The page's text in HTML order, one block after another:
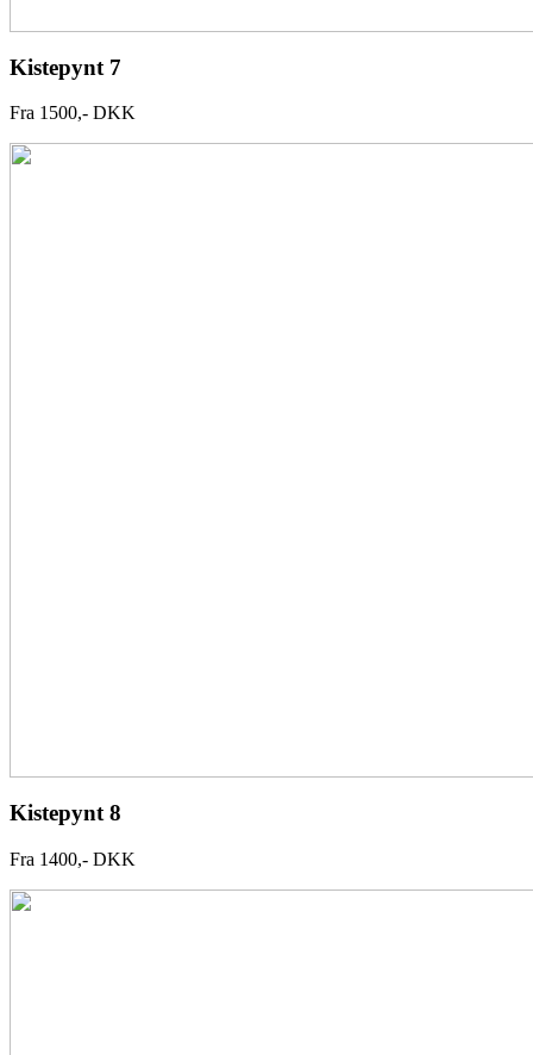
Kistepynt 7
Fra 1500,- DKK
Kistepynt 8
Fra 1400,- DKK